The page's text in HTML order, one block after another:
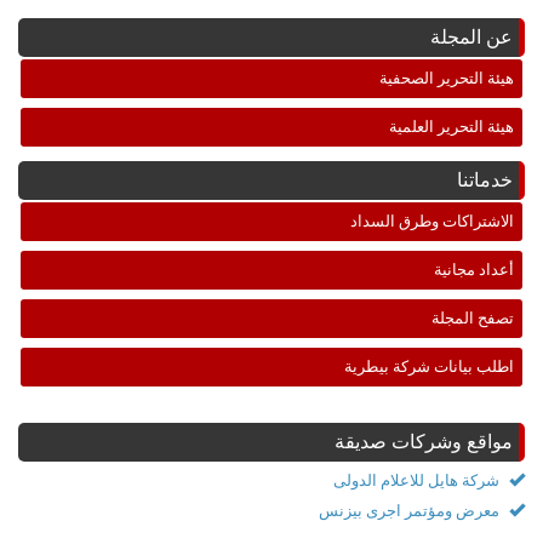
عن المجلة
هيئة التحرير الصحفية
هيئة التحرير العلمية
خدماتنا
الاشتراكات وطرق السداد
أعداد مجانية
تصفح المجلة
اطلب بيانات شركة بيطرية
مواقع وشركات صديقة
شركة هايل للاعلام الدولى
معرض ومؤتمر اجرى بيزنس